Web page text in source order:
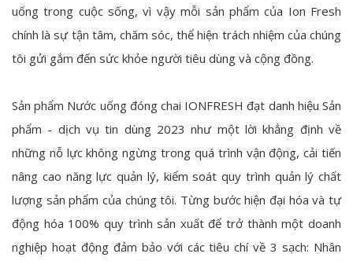
uống trong cuộc sống, vì vậy mỗi sản phẩm của Ion Fresh
chính là sự tận tâm, chăm sóc, thể hiện trách nhiệm của chúng
tôi gửi gắm đến sức khỏe người tiêu dùng và cộng đồng.
Sản phẩm Nước uống đóng chai IONFRESH đạt danh hiệu Sản
phẩm - dịch vụ tin dùng 2023 như một lời khẳng định về
những nỗ lực không ngừng trong quá trình vận động, cải tiến
nâng cao năng lực quản lý, kiểm soát quy trình quản lý chất
lượng sản phẩm của chúng tôi. Từng bước hiện đại hóa và tự
động hóa 100% quy trình sản xuất để trở thành một doanh
nghiệp hoạt động đảm bảo với các tiêu chí về 3 sạch: Nhân